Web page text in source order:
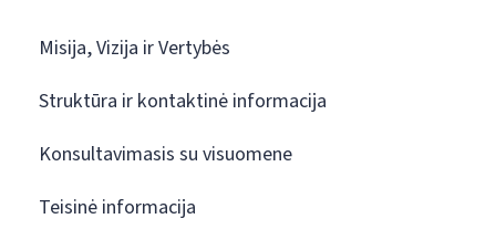
Misija, Vizija ir Vertybės
Struktūra ir kontaktinė informacija
Konsultavimasis su visuomene
Teisinė informacija